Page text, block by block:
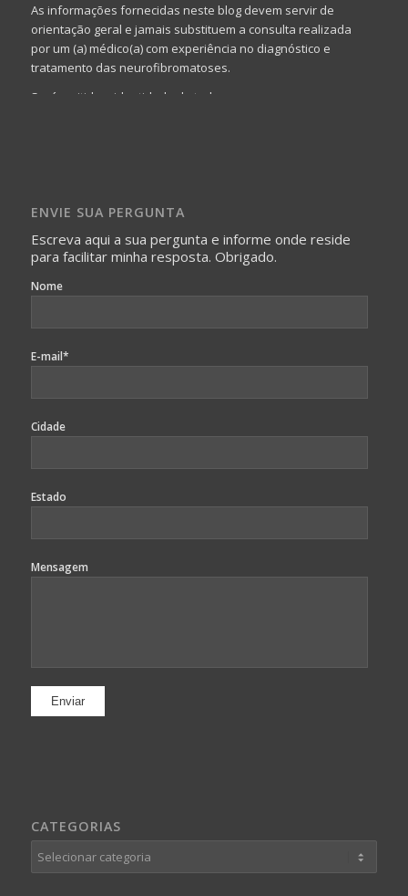
As informações fornecidas neste blog devem servir de
orientação geral e jamais substituem a consulta realizada
por um (a) médico(a) com experiência no diagnóstico e
tratamento das neurofibromatoses.
Será omitida a identidade de todas as pessoas que
identificação da pessoa fotografada.
ENVIE SUA PERGUNTA
Escreva aqui a sua pergunta e informe onde reside
para facilitar minha resposta. Obrigado.
Nome
E-mail*
Cidade
Estado
Mensagem
CATEGORIAS
Categorias